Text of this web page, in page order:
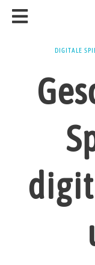
DIGITALE